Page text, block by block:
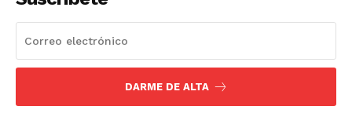
DARME DE ALTA